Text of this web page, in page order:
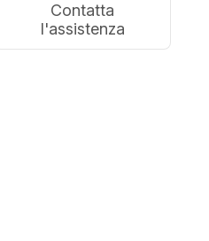
Contatta
l'assistenza